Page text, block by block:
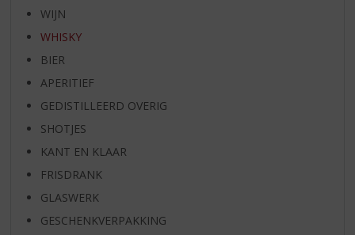
WIJN
WHISKY
BIER
APERITIEF
GEDISTILLEERD OVERIG
SHOTJES
KANT EN KLAAR
FRISDRANK
GLASWERK
GESCHENKVERPAKKING